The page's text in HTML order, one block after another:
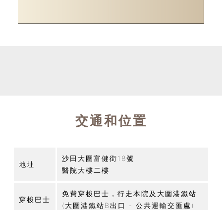
交通和位置
地址
沙田大圍富健街18號
醫院大樓二樓
穿梭巴士
免費穿梭巴士，行走本院及大圍港鐵站
(大圍港鐵站B出口 - 公共運輸交匯處)